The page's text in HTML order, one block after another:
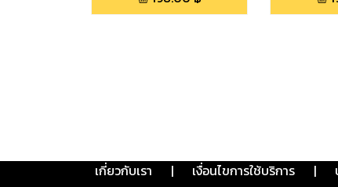
เกี่ยวกับเรา | เงื่อนไขการใช้บริการ |